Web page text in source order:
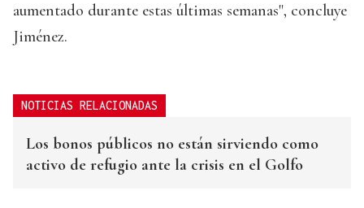
aumentado durante estas últimas semanas", concluye
Jiménez.
NOTICIAS RELACIONADAS
Los bonos públicos no están sirviendo como
activo de refugio ante la crisis en el Golfo